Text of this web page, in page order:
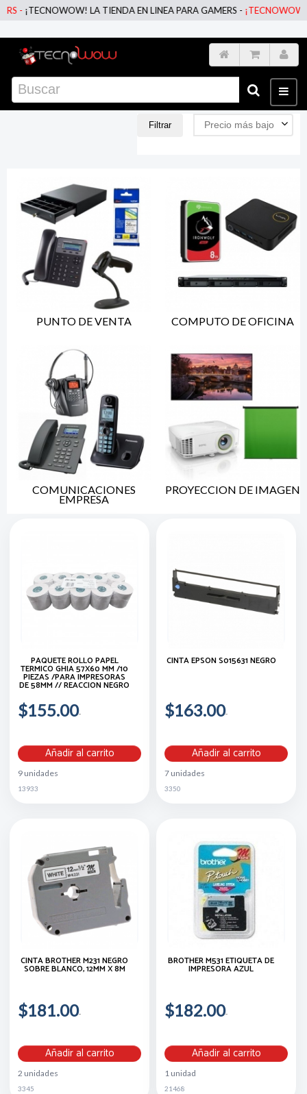
LA TIENDA EN LINEA PARA GAMERS -¡TECNOWOW! LA TIENDA EN
Filtrar Precio más bajo
PUNTO DE VENTA COMPUTO DE OFICINA
COMUNICACIONES
EMPRESA
PROYECCION DE IMAGEN
PAQUETE ROLLO PAPEL
TERMICO GHIA 57X60 MM /10
PIEZAS /PARA IMPRESORAS
DE 58MM // REACCION NEGRO
$155.00
Añadir al carrito
9 unidades
13933
CINTA EPSON S015631 NEGRO
$163.00
Añadir al carrito
7 unidades
3350
CINTA BROTHER M231 NEGRO
SOBRE BLANCO, 12MM X 8M
$181.00
Añadir al carrito
2 unidades
3345
BROTHER M531 ETIQUETA DE
IMPRESORA AZUL
$182.00
Añadir al carrito
1 unidad
21468